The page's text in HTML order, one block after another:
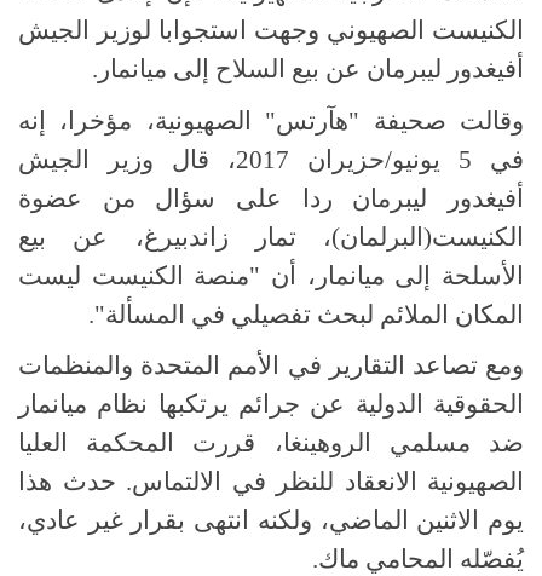
الكنيست الصهيوني وجهت استجوابا لوزير الجيش
أفيغدور ليبرمان عن بيع السلاح إلى ميانمار.
وقالت صحيفة "هآرتس" الصهيونية، مؤخرا، إنه
في 5 يونيو/حزيران 2017، قال وزير الجيش
أفيغدور ليبرمان ردا على سؤال من عضوة
الكنيست(البرلمان)، تمار زاندبيرغ، عن بيع
الأسلحة إلى ميانمار، أن "منصة الكنيست ليست
المكان الملائم لبحث تفصيلي في المسألة".
ومع تصاعد التقارير في الأمم المتحدة والمنظمات
الحقوقية الدولية عن جرائم يرتكبها نظام ميانمار
ضد مسلمي الروهينغا، قررت المحكمة العليا
الصهيونية الانعقاد للنظر في الالتماس. حدث هذا
يوم الاثنين الماضي، ولكنه انتهى بقرار غير عادي،
يُفصّله المحامي ماك.